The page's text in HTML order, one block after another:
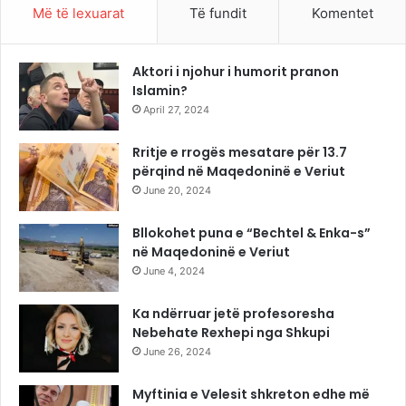
Më të lexuarat Të fundit Komentet
Aktori i njohur i humorit pranon
Islamin?
April 27, 2024
Rritje e rrogës mesatare për 13.7
përqind në Maqedoninë e Veriut
June 20, 2024
Bllokohet puna e “Bechtel & Enka-s”
në Maqedoninë e Veriut
June 4, 2024
Ka ndërruar jetë profesoresha
Nebehate Rexhepi nga Shkupi
June 26, 2024
Myftinia e Velesit shkreton edhe më